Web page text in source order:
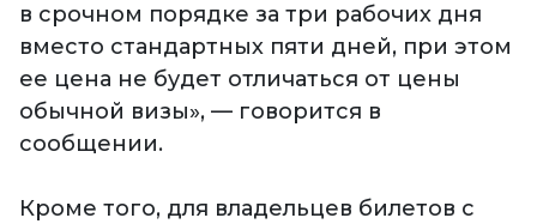
в срочном порядке за три рабочих дня
вместо стандартных пяти дней, при этом
ее цена не будет отличаться от цены
обычной визы», — говорится в
сообщении.
Кроме того, для владельцев билетов с